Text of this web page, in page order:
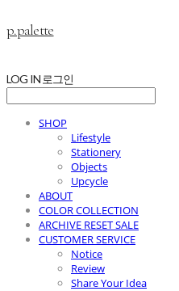
p.palette
LOG IN 로그인
SHOP
Lifestyle
Stationery
Objects
Upcycle
ABOUT
COLOR COLLECTION
ARCHIVE RESET SALE
CUSTOMER SERVICE
Notice
Review
Share Your Idea